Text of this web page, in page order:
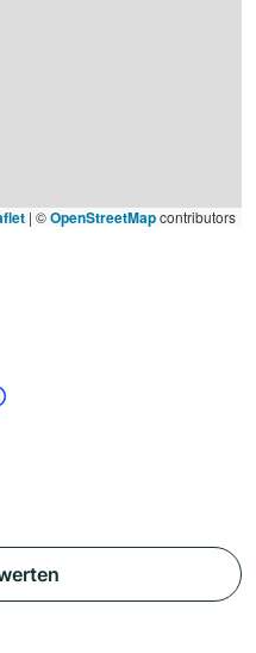
| ©OpenStreetMapcontributors